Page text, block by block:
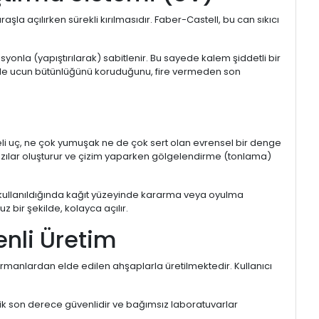
açılırken sürekli kırılmasıdır. Faber-Castell, bu can sıkıcı
(yapıştırılarak) sabitlenir. Bu sayede kalem şiddetli bir
ucun bütünlüğünü koruduğunu, fire vermeden son
uç, ne çok yumuşak ne de çok sert olan evrensel bir denge
oluşturur ve çizim yaparken gölgelendirme (tonlama)
kağıt yüzeyinde kararma veya oyulma
bir şekilde, kolayca açılır.
Üretim
elde edilen ahşaplarla üretilmektedir. Kullanıcı
son derece güvenlidir ve bağımsız laboratuvarlar